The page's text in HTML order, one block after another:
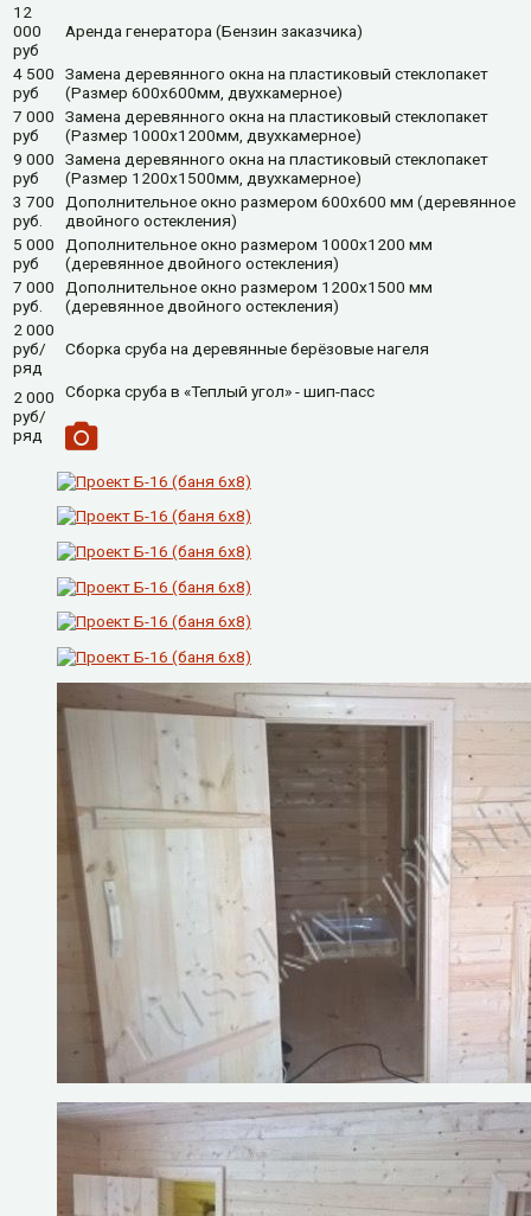
12
000
руб
Аренда генератора (Бензин заказчика)
4 500
руб
Замена деревянного окна на пластиковый стеклопакет
(Размер 600х600мм, двухкамерное)
7 000
руб
Замена деревянного окна на пластиковый стеклопакет
(Размер 1000х1200мм, двухкамерное)
9 000
руб
Замена деревянного окна на пластиковый стеклопакет
(Размер 1200х1500мм, двухкамерное)
3 700
руб.
Дополнительное окно размером 600х600 мм (деревянное
двойного остекления)
5 000
руб
Дополнительное окно размером 1000х1200 мм
(деревянное двойного остекления)
7 000
руб.
Дополнительное окно размером 1200х1500 мм
(деревянное двойного остекления)
2 000
руб/
ряд
Сборка сруба на деревянные берёзовые нагеля
2 000
руб/
ряд
Сборка сруба в «Теплый угол» - шип-пасс